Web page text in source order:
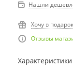
Нашли
Хочу в подарок
Отзывы
Характеристики